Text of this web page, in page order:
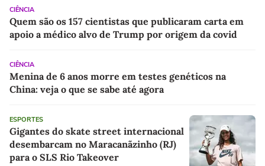
CIÊNCIA
Quem são os 157 cientistas que publicaram carta em
apoio a médico alvo de Trump por origem da covid
CIÊNCIA
Menina de 6 anos morre em testes genéticos na
China: veja o que se sabe até agora
ESPORTES
Gigantes do skate street internacional
desembarcam no Maracanãzinho (RJ)
para o SLS Rio Takeover